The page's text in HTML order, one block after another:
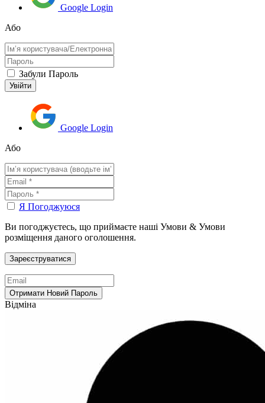
Google Login
Або
Забули Пароль
Google Login
Або
Я Погоджуюся
Ви погоджуєтесь, що приймаєте наші Умови & Умови
розміщення даного оголошення.
Відміна